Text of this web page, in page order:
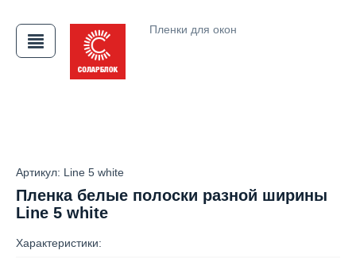
Пленки для окон
Артикул: Line 5 white
Пленка белые полоски разной ширины
Line 5 white
Характеристики: